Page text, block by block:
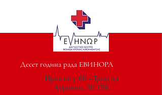
Десет година рада ЕВИНОРА
Ираклиту 60 - Ђануци
Агринио, 30 150